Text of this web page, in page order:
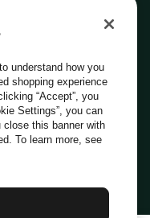
Cookie
understand how you
shopping experience
“Accept”, you
Settings”, you can
this banner with
To learn more, see